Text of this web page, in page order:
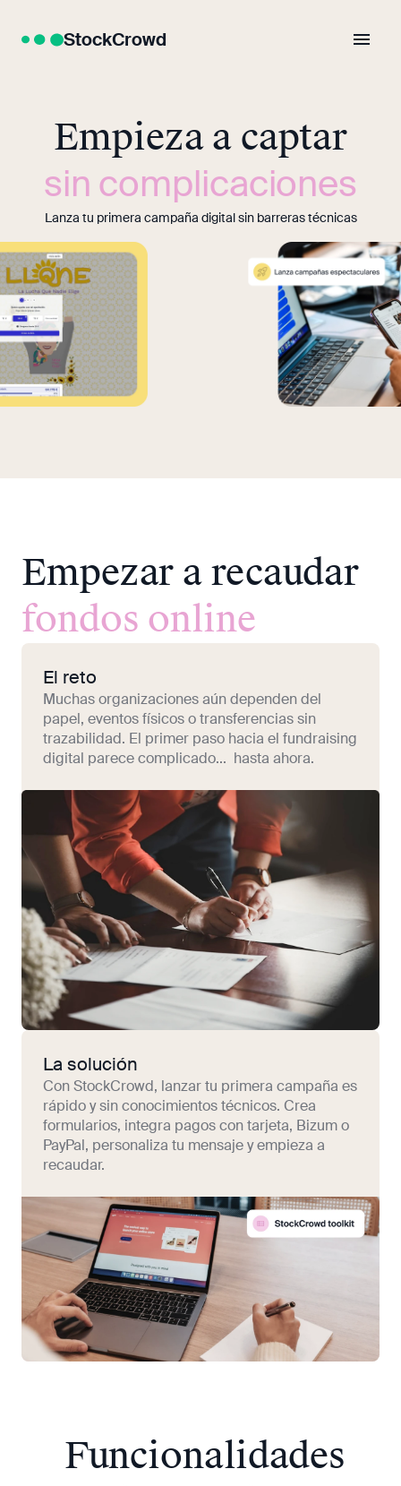
StockCrowd
Empieza a captar
sin complicaciones
Lanza tu primera campaña digital sin barreras técnicas
Empezar a recaudar
fondos online
El reto
Muchas organizaciones aún dependen del
papel, eventos físicos o transferencias sin
trazabilidad. El primer paso hacia el fundraising
digital parece complicado... hasta ahora.
La solución
Con StockCrowd, lanzar tu primera campaña es
rápido y sin conocimientos técnicos. Crea
formularios, integra pagos con tarjeta, Bizum o
PayPal, personaliza tu mensaje y empieza a
recaudar.
Funcionalidades